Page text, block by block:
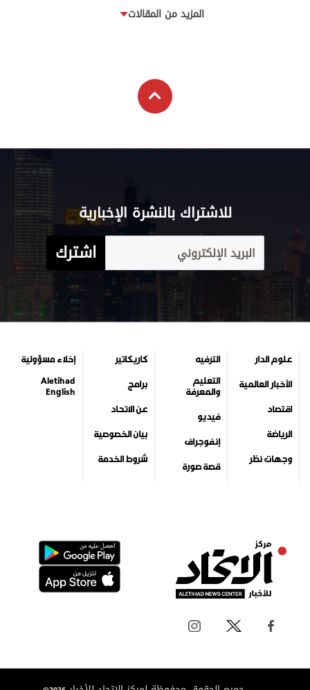
المزيد من المقالات
للاشتراك بالنشرة الإخبارية
اشترك
علوم الدار
الأخبار العالمية
اقتصاد
الرياضة
وجهات نظر
الترفيه
التعليم
والمعرفة
فيديو
إنفوجراف
قصة صورة
كاريكاتير
برامج
عن الاتحاد
بيان الخصوصية
شروط الخدمة
إخلاء مسؤولية
Aletihad
English